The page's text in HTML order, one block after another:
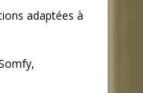
adaptées à